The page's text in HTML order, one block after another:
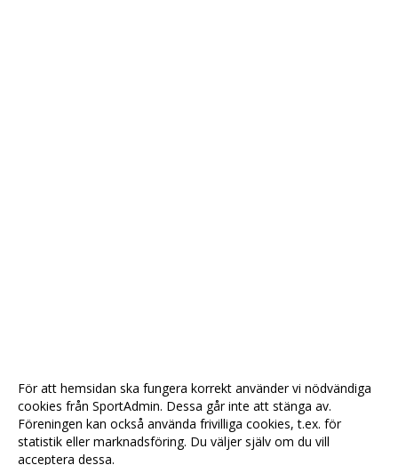
För att hemsidan ska fungera korrekt använder vi nödvändiga
cookies från SportAdmin. Dessa går inte att stänga av.
Föreningen kan också använda frivilliga cookies, t.ex. för
statistik eller marknadsföring. Du väljer själv om du vill
acceptera dessa.